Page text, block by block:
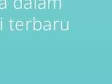
terbaru